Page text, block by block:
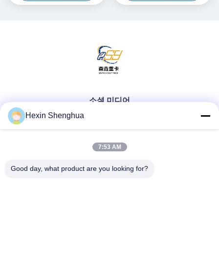
소셜 미디어
빠른 연락
Tel
Hexin Shenghua
7:53 AM
Good day, what product are you looking for?